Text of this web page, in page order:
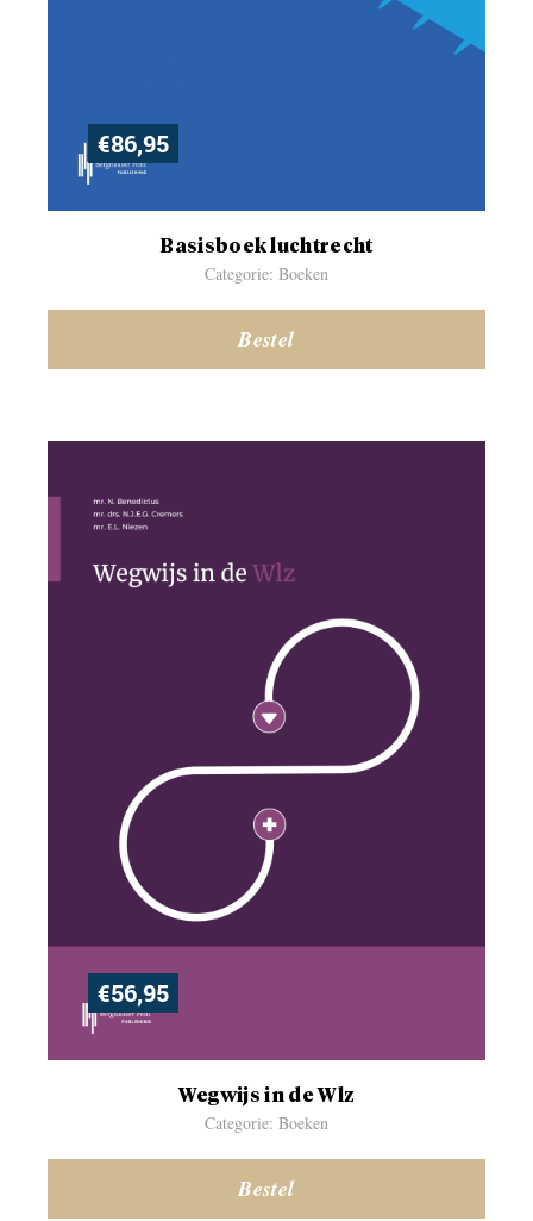
€86,95
Basisboek luchtrecht
Categorie: Boeken
Bestel
€56,95
Wegwijs in de Wlz
Categorie: Boeken
Bestel